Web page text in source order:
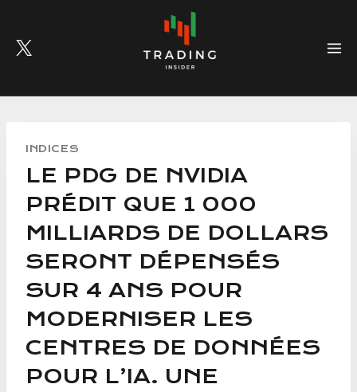
content
INDICES
LE PDG DE NVIDIA
PRÉDIT QUE 1 000
MILLIARDS DE DOLLARS
SERONT DÉPENSÉS
SUR 4 ANS POUR
MODERNISER LES
CENTRES DE DONNÉES
POUR L’IA. UNE